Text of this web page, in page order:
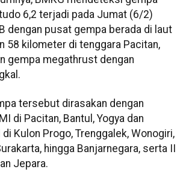
6,2 terjadi pada Jumat (6/2)
dengan pusat gempa berada di laut
58 kilometer di tenggara Pacitan,
gempa megathrust dengan
tersebut dirasakan dengan
di Pacitan, Bantul, Yogya dan
Kulon Progo, Trenggalek, Wonogiri,
hingga Banjarnegara, serta II
Jepara.